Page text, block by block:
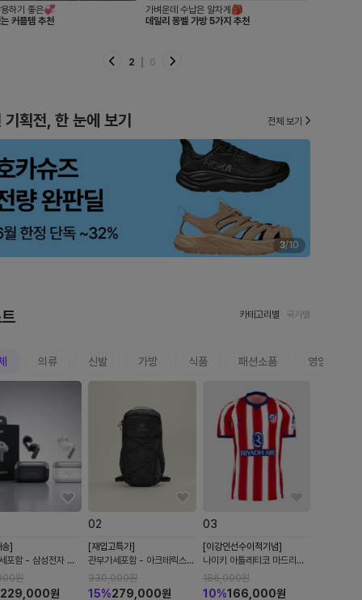
니폼 어디서 사지? ⚽️
코 이적 기념 저지 5가지 추천
올여름 휘뚜루마뚜루🩴
손이 자주 가는 슬리퍼 추천
3 6
기획전, 한 눈에 보기 전체 보기
3/10
카테고리별 국가별
의류 신발 가방 식품 패션소품 영양제/건
]
포함 - 삼성전자 갤
4 프로 R640 노이
ANC 블루투스 무
원
229,000원
02
[재입고특가]
관부가세포함 - 아크테릭스
26FW 신상 에어리어스 18
백팩 2컬러
330,000원
15%279,000원
03
[이강인선수이적기념]
나이키 아틀레티코 마드리드
202627 스타디움 홈 드라
이핏 레플리카 저지 화이트 유
186,000원
10%166,000원